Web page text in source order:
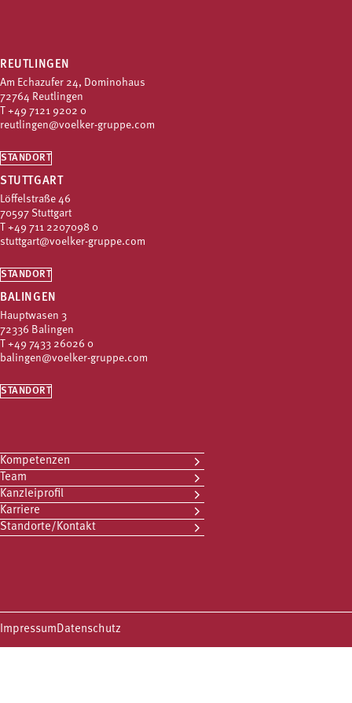
REUTLINGEN
Am Echazufer 24, Dominohaus
72764 Reutlingen
+49 7121 9202 0
reutlingen@voelker-gruppe.com
STANDORT
STUTTGART
Löffelstraße 46
70597 Stuttgart
+49 711 2207098 0
stuttgart@voelker-gruppe.com
STANDORT
BALINGEN
Hauptwasen 3
72336 Balingen
+49 7433 26026 0
balingen@voelker-gruppe.com
STANDORT
Kompetenzen
Team
Kanzleiprofil
Karriere
Standorte/Kontakt
Impressum Datenschutz